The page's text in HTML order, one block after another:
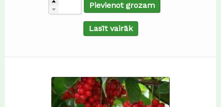
Pievienot grozam
Lasīt vairāk